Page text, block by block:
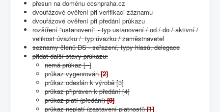
přesun na doménu ccshpraha.cz
dvoufázové ověření při verifikaci záznamu
dvoufázové ověření při předání průkazu
rozšíření "ustanovení" - typ ustanovení / od / do / aktivní /
velikost úvazku / typ úvazku / zaměstnavetel
seznamy členů DS - seřazení, typy hlasů, delegace
přidat další stavy průkazu:
nemá průkaz [--]
průkaz vygenrován[2]
průkaz odeslán k výrobě [3]
průkaz připraven k předání [4]
průkaz platí (předání)[0]
průkaz neplatí (zastavení platnosti)[1]